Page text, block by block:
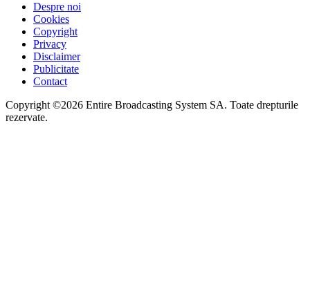
Despre noi
Cookies
Copyright
Privacy
Disclaimer
Publicitate
Contact
Copyright ©2026 Entire Broadcasting System SA. Toate drepturile
rezervate.